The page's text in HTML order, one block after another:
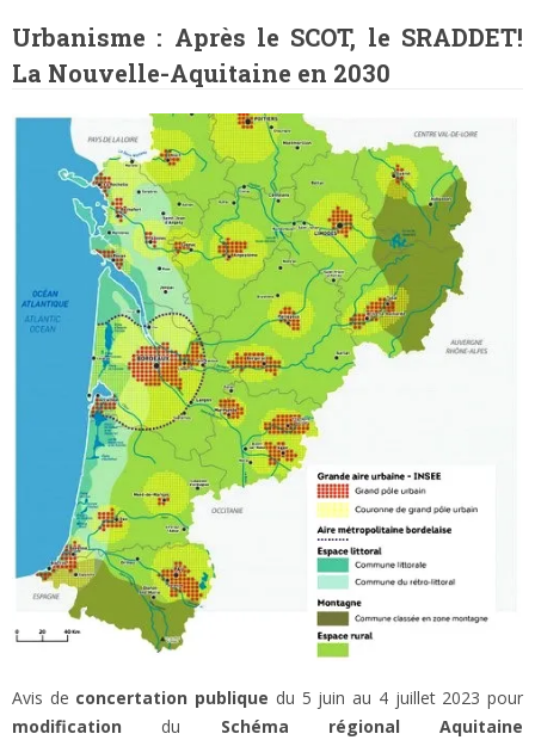
Urbanisme : Après le SCOT, le SRADDET!
La Nouvelle-Aquitaine en 2030
Avis de concertation publique du 5 juin au 4 juillet 2023 pour
modification du Schéma régional Aquitaine